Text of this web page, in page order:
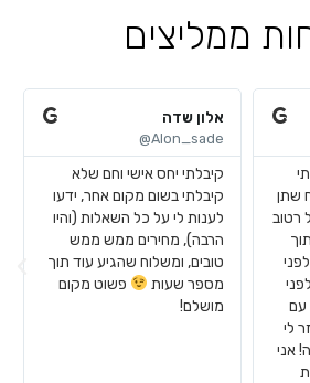
ממליצים
שתן
רטוב
עם
לי
אני
אלון שדה
Alon_sade@
קיבלתי יחס אישי וחם שלא
קיבלתי בשום מקום אחר, ידעו
לענות לי על כל השאלות (והיו
הרבה), מחירים ממש ממש
טובים, ומשלוח שהגיע עוד תוך
מספר שעות
פשוט מקום
מושלם!